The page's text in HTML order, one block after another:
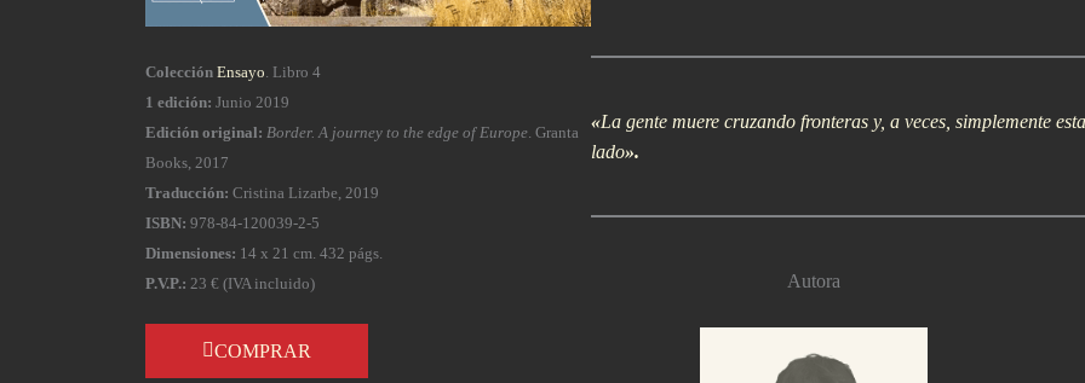
Colección Ensayo. Libro 4
1 edición: Junio 2019
Edición original: Border. A journey to the edge of Europe. Granta
Books, 2017
Traducción: Cristina Lizarbe, 2019
ISBN: 978-84-120039-2-5
Dimensiones: 14 x 21 cm. 432 págs.
P.V.P.: 23 € (IVA incluido)
COMPRAR
«La gente muere cruzando fronteras y, a veces, simplemente
lado».
Autora